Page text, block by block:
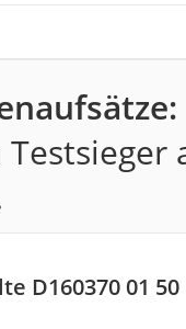
D160370 01